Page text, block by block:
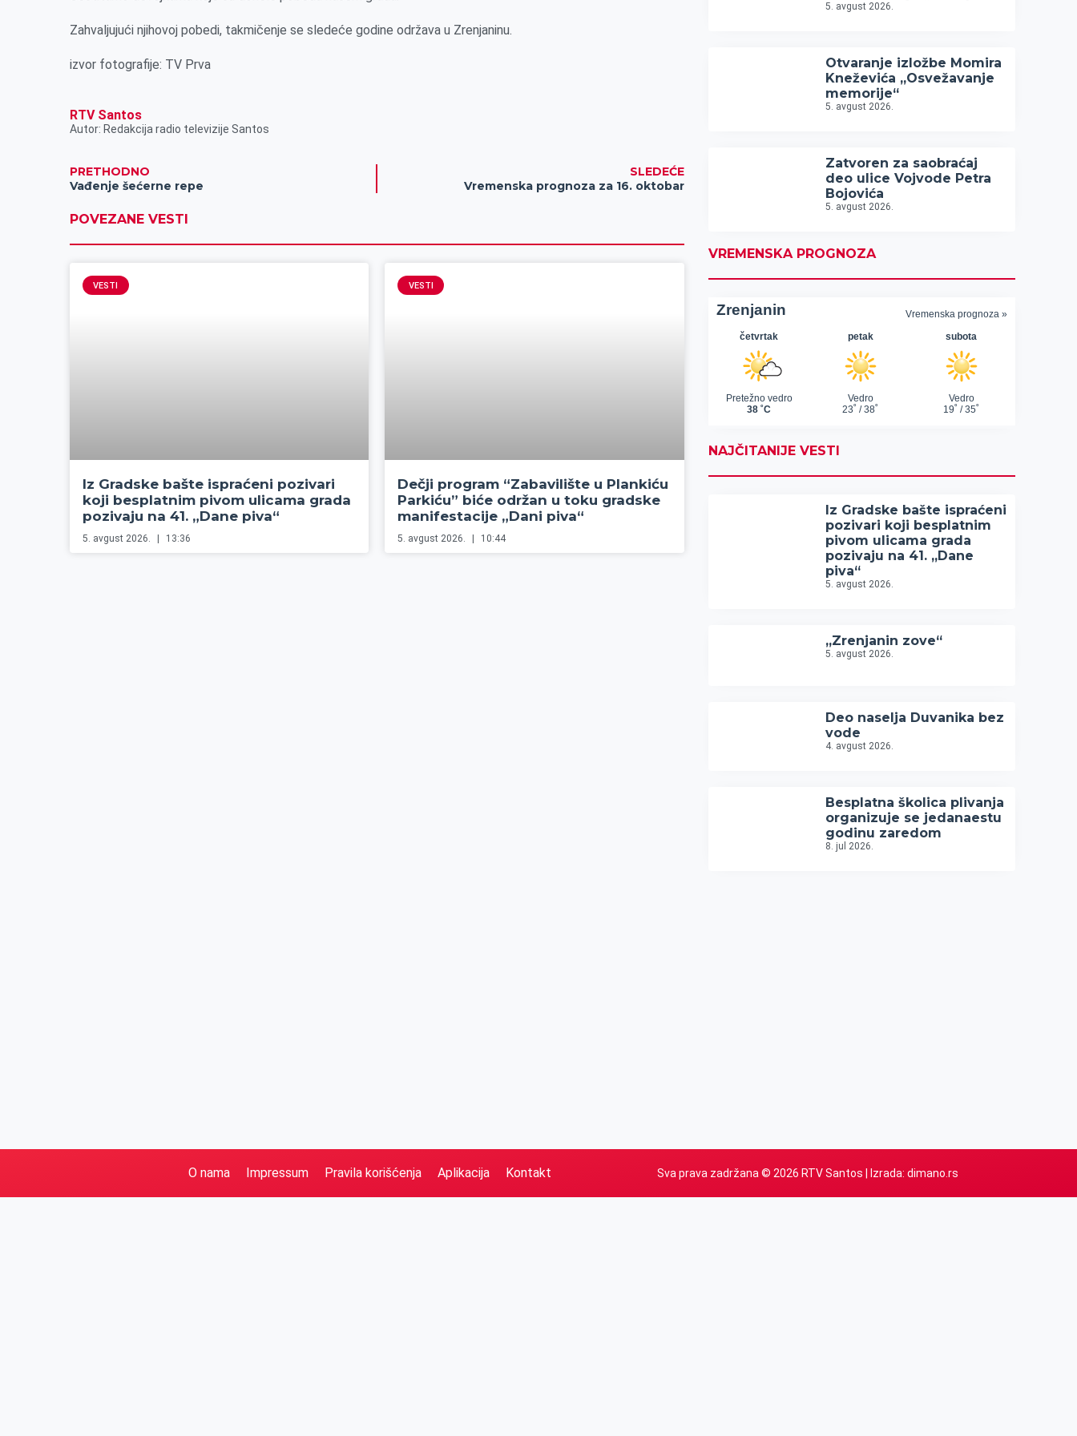
r
Zahvaljujući njihovoj pobedi, takmičenje se sledeće godine održava u Zrenjaninu.
izvor fotografije: TV Prva
RTV Santos
Autor: Redakcija radio televizije Santos
PRETHODNO
Vađenje šećerne repe
SLEDEĆE
Vremenska prognoza za 16. oktobar
POVEZANE VESTI
VESTI
Iz Gradske bašte ispraćeni pozivari
koji besplatnim pivom ulicama grada
pozivaju na 41. „Dane piva“
5. avgust 2026. 13:36
VESTI
Dečji program “Zabavilište u Plankiću
Parkiću” biće održan u toku gradske
manifestacije „Dani piva“
5. avgust 2026. 10:44
5. avgust 2026.
Otvaranje izložbe Momira
Kneževića „Osvežavanje
memorije“
5. avgust 2026.
Zatvoren za saobraćaj
deo ulice Vojvode Petra
Bojovića
5. avgust 2026.
VREMENSKA PROGNOZA
NAJČITANIJE VESTI
Iz Gradske bašte ispraćeni
pozivari koji besplatnim
pivom ulicama grada
pozivaju na 41. „Dane
piva“
5. avgust 2026.
„Zrenjanin zove“
5. avgust 2026.
Deo naselja Duvanika bez
vode
4. avgust 2026.
Besplatna školica plivanja
organizuje se jedanaestu
godinu zaredom
8. jul 2026.
O nama Impressum Pravila korišćenja Aplikacija Kontakt Sva prava zadržana © 2026 RTV Santos | Izrada: dimano.rs